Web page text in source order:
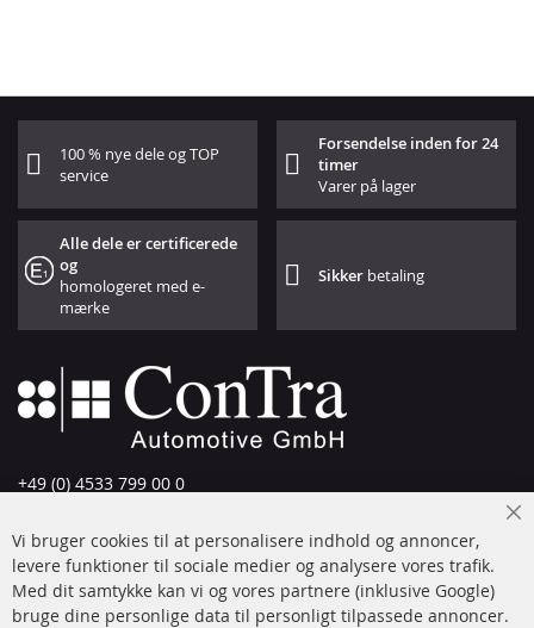
100 % nye dele og TOP
service
Forsendelse inden for 24
timer
Varer på lager
Alle dele er certificerede
og
homologeret med e-
mærke
Sikker betaling
+49 (0) 4533 799 00 0
info@contra-automotive.de
www.contra-automotive.de
Facebook
Instagram
Vi bruger cookies til at personalisere indhold og annoncer,
levere funktioner til sociale medier og analysere vores trafik.
Med dit samtykke kan vi og vores partnere (inklusive Google)
bruge dine personlige data til personligt tilpassede annoncer.